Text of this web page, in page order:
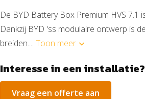
De BYD Battery Box Premium HVS 7.1
Dankzij BYD 'ss modulaire ontwerp is
breiden....Toon meer
Interesse in een installatie?
Vraag een offerte aan